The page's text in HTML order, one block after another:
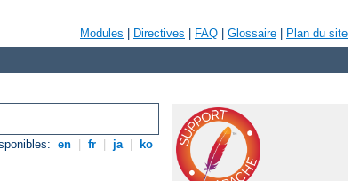
Modules Directives FAQ Glossaire Plan du site
en fr ja ko